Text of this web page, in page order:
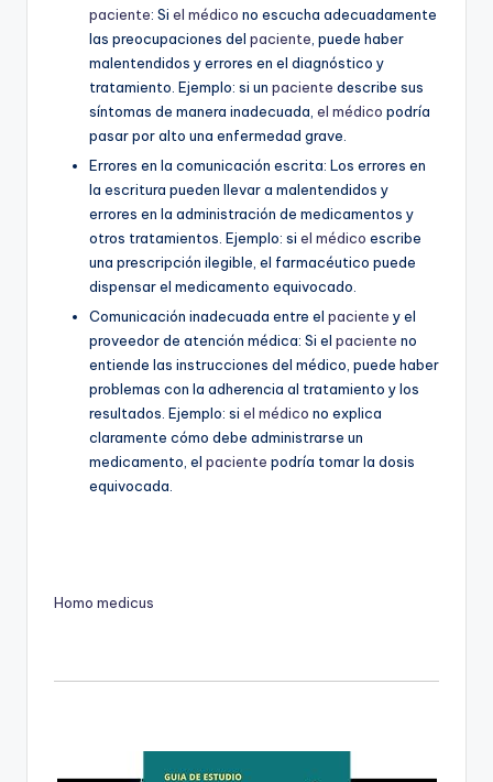
paciente: Si el médico no escucha adecuadamente
las preocupaciones del paciente , puede haber
malentendidos y errores en el diagnóstico y
tratamiento. Ejemplo: si un paciente describe sus
síntomas de manera inadecuada, el médico podría
pasar por alto una enfermedad grave.
Errores en la comunicación escrita: Los errores en
la escritura pueden llevar a malentendidos y
errores en la administración de medicamentos y
otros tratamientos. Ejemplo: si el médico escribe
una prescripción ilegible, el farmacéutico puede
dispensar el medicamento equivocado.
Comunicación inadecuada entre el paciente y el
proveedor de atención médica: Si el paciente no
entiende las instrucciones del médico, puede haber
problemas con la adherencia al tratamiento y los
resultados. Ejemplo: si el médico no explica
claramente cómo debe administrarse un
medicamento, el paciente podría tomar la dosis
equivocada.
Homo medicus